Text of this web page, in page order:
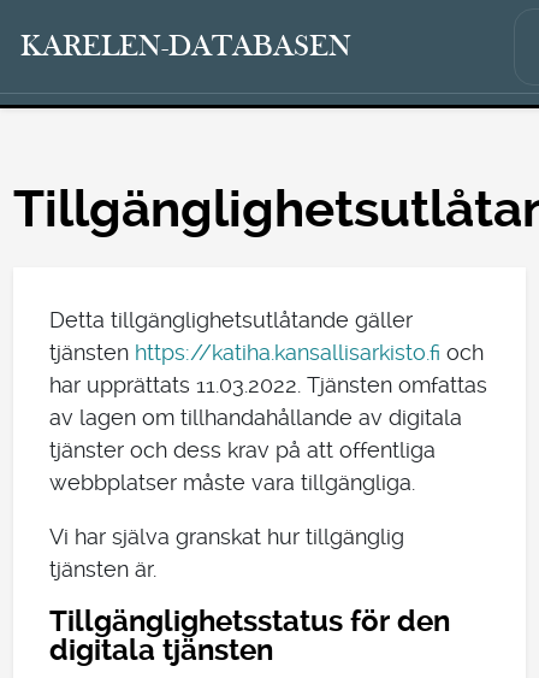
KARELEN-DATABASEN
Detta tillgänglighetsutlåtande gäller
tjänsten https://katiha.kansallisarkisto.fi och
har upprättats 11.03.2022. Tjänsten omfattas
av lagen om tillhandahållande av digitala
tjänster och dess krav på att offentliga
webbplatser måste vara tillgängliga.
Vi har själva granskat hur tillgänglig
tjänsten är.
Tillgänglighetsstatus för den
digitala tjänsten